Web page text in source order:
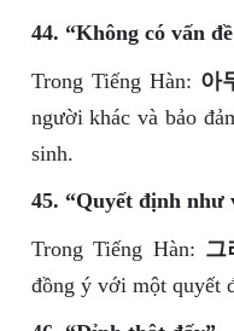
44. “Không có vấn
Trong Tiếng Hàn: 아
người khác và bảo
sinh.
45. “Quyết định như
Trong Tiếng Hàn: 그
đồng ý với một quyết